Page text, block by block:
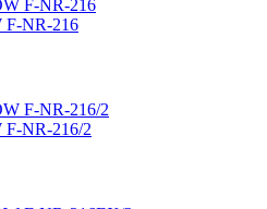
F-NR-216
F-NR-216/2